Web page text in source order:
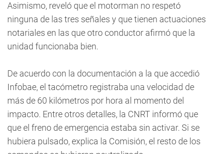
Asimismo, reveló que el motorman no respetó
ninguna de las tres señales y que tienen actuaciones
notariales en las que otro conductor afirmó que la
unidad funcionaba bien.
De acuerdo con la documentación a la que accedió
Infobae, el tacómetro registraba una velocidad de
más de 60 kilómetros por hora al momento del
impacto. Entre otros detalles, la CNRT informó que
que el freno de emergencia estaba sin activar. Si se
hubiera pulsado, explica la Comisión, el resto de los